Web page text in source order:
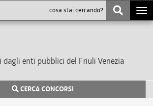
enti pubblici del Friuli Venezia
CERCA CONCORSI